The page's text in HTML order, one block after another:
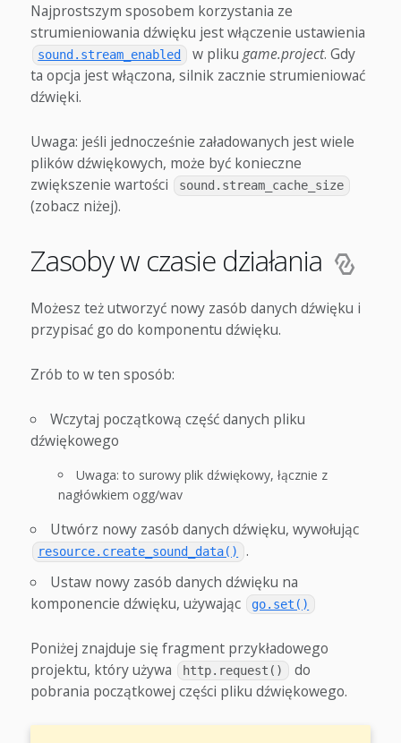
Najprostszym sposobem korzystania ze
strumieniowania dźwięku jest włączenie ustawienia
sound.stream_enabled w pliku game.project. Gdy
ta opcja jest włączona, silnik zacznie strumieniować
dźwięki.
Uwaga: jeśli jednocześnie załadowanych jest wiele
plików dźwiękowych, może być konieczne
zwiększenie wartości
sound.stream_cache_size
(zobacz niżej).
Zasoby w czasie działania
Możesz też utworzyć nowy zasób danych dźwięku i
przypisać go do komponentu dźwięku.
Zrób to w ten sposób:
Wczytaj początkową część danych pliku
dźwiękowego
Uwaga: to surowy plik dźwiękowy, łącznie z
nagłówkiem ogg/wav
Utwórz nowy zasób danych dźwięku, wywołując
resource.create_sound_data()
.
Ustaw nowy zasób danych dźwięku na
komponencie dźwięku, używając
go.set()
Poniżej znajduje się fragment przykładowego
projektu, który używa
http.request()
do
pobrania początkowej części pliku dźwiękowego.